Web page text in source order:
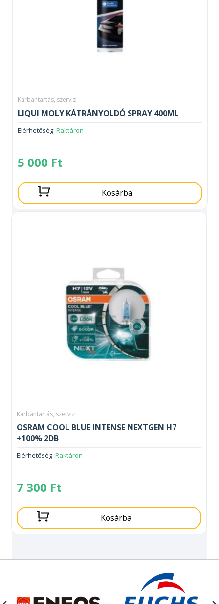
Karbantartás, szerviz
LIQUI MOLY KÁTRÁNYOLDÓ SPRAY 400ML
Elérhetőség: Raktáron
5 000 Ft
Kosárba
Karbantartás, szerviz
OSRAM COOL BLUE INTENSE NEXTGEN H7
+100% 2DB
Elérhetőség: Raktáron
7 300 Ft
Kosárba